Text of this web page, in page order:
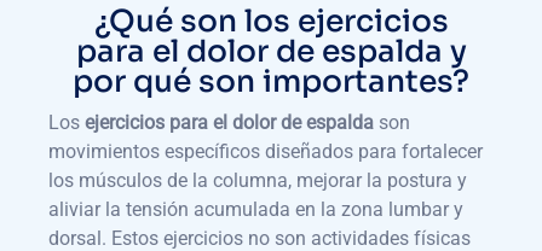
¿Qué son los ejercicios
para el dolor de espalda y
por qué son importantes?
Los ejercicios para el dolor de espalda son
movimientos específicos diseñados para fortalecer
los músculos de la columna, mejorar la postura y
aliviar la tensión acumulada en la zona lumbar y
dorsal. Estos ejercicios no son actividades físicas